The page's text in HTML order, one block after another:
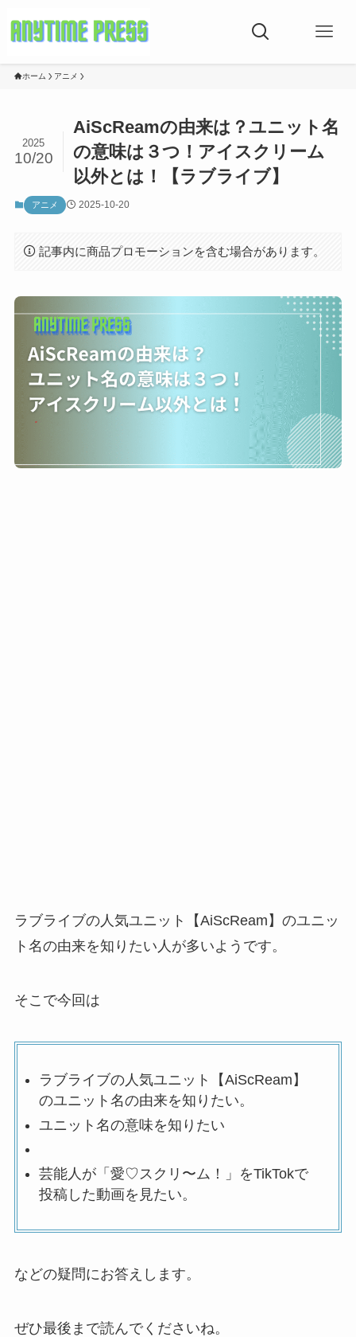
ホーム アニメ
AiScReamの由来は？ユニット名
の意味は３つ！アイスクリーム
以外とは！【ラブライブ】
2025
10/20
アニメ 2025-10-20
記事内に商品プロモーションを含む場合があります。
ラブライブの人気ユニット【AiScReam】のユニッ
ト名の由来を知りたい人が多いようです。
そこで今回は
ラブライブの人気ユニット【AiScReam】
のユニット名の由来を知りたい。
ユニット名の意味を知りたい
芸能人が「愛♡スクリ〜ム！」をTikTokで
投稿した動画を見たい。
などの疑問にお答えします。
ぜひ最後まで読んでくださいね。